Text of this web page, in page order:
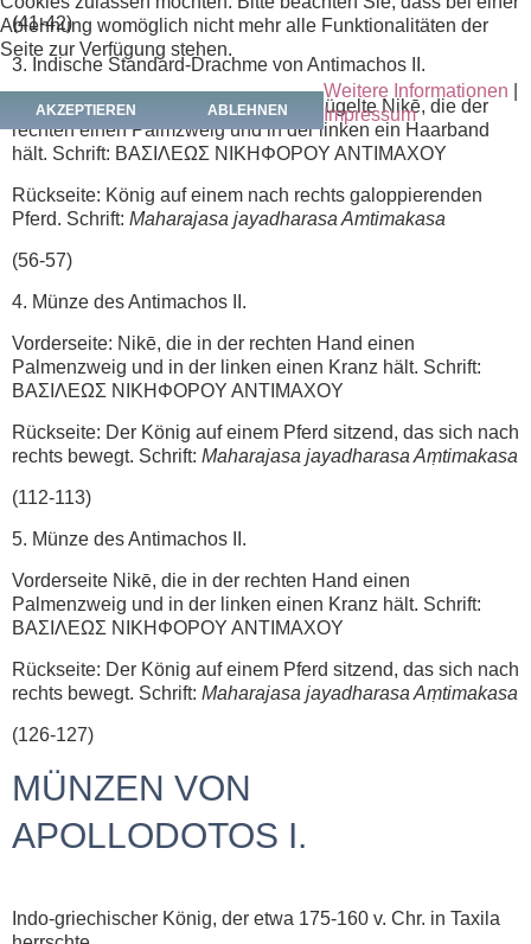
(41-42)
3. Indische Standard-Drachme von Antimachos II.
Vorderseite: Nach links stehende geflügelte Nikē, die der
rechten einen Palmzweig und in der linken ein Haarband
hält. Schrift: ΒΑΣΙΛΕΩΣ NIKHΦOPOY ANTIMAXOY
Rückseite: König auf einem nach rechts galoppierenden
Pferd. Schrift: Maharajasa jayadharasa Amtimakasa
(56-57)
4. Münze des Antimachos II.
Vorderseite: Nikē, die in der rechten Hand einen
Palmenzweig und in der linken einen Kranz hält. Schrift:
ΒΑΣΙΛΕΩΣ NΙΚΗΦOPOY ANTIMAXOY
Rückseite: Der König auf einem Pferd sitzend, das sich nach
rechts bewegt. Schrift: Maharajasa jayadharasa Aṃtimakasa
(112-113)
5. Münze des Antimachos II.
Vorderseite Nikē, die in der rechten Hand einen
Palmenzweig und in der linken einen Kranz hält. Schrift:
ΒΑΣΙΛΕΩΣ NΙΚΗΦOPOY ANTIMAXOY
Rückseite: Der König auf einem Pferd sitzend, das sich nach
rechts bewegt. Schrift: Maharajasa jayadharasa Aṃtimakasa
(126-127)
MÜNZEN VON
APOLLODOTOS I.
Indo-griechischer König, der etwa 175-160 v. Chr. in Taxila
Ablehnung womöglich nicht mehr alle Funktionalitäten der
Seite zur Verfügung stehen.
AKZEPTIEREN ABLEHNEN
Weitere Informationen
Impressum